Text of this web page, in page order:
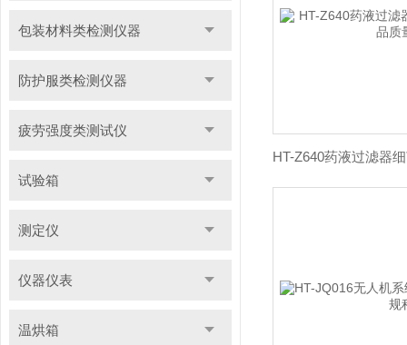
包装材料类检测仪器
防护服类检测仪器
疲劳强度类测试仪
试验箱
测定仪
仪器仪表
温烘箱